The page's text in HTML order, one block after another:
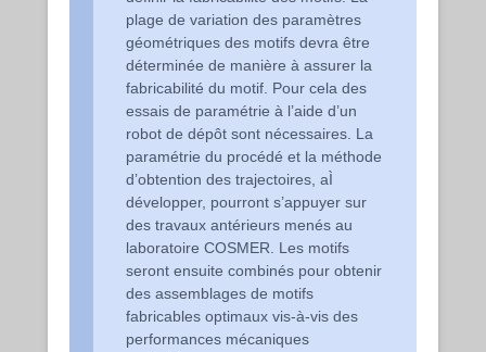
plage de variation des paramètres
géométriques des motifs devra être
déterminée de manière à assurer la
fabricabilité du motif. Pour cela des
essais de paramétrie à l’aide d’un
robot de dépôt sont nécessaires. La
paramétrie du procédé et la méthode
d’obtention des trajectoires, aÌ
développer, pourront s’appuyer sur
des travaux antérieurs menés au
laboratoire COSMER. Les motifs
seront ensuite combinés pour obtenir
des assemblages de motifs
fabricables optimaux vis-à-vis des
performances mécaniques